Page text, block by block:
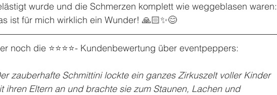
wurde und die Schmerzen komplett wie weggeblasen waren:
ist für mich wirklich ein Wunder! 🙏🏻✨😊
noch die ⭐️⭐️⭐️⭐️- Kundenbewertung über eventpeppers:
zauberhafte Schmittini lockte ein ganzes Zirkuszelt voller Kinder
ihren Eltern an und brachte sie zum Staunen, Lachen und